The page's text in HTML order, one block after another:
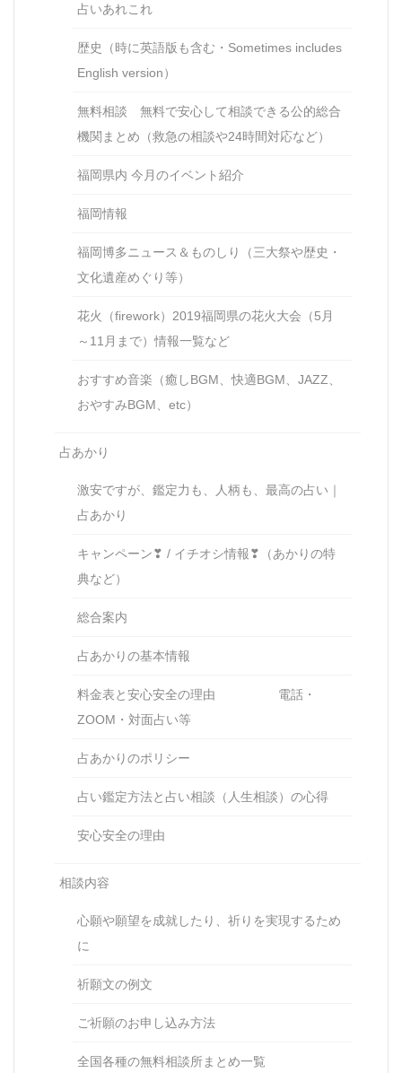
占いあれこれ
歴史（時に英語版も含む・Sometimes includes
English version）
無料相談 無料で安心して相談できる公的総合
機関まとめ（救急の相談や24時間対応など）
福岡県内 今月のイベント紹介
福岡情報
福岡博多ニュース＆ものしり（三大祭や歴史・
文化遺産めぐり等）
花火（firework）2019福岡県の花火大会（5月
～11月まで）情報一覧など
おすすめ音楽（癒しBGM、快適BGM、JAZZ、
おやすみBGM、etc）
占あかり
激安ですが、鑑定力も、人柄も、最高の占い｜
占あかり
キャンペーン❣ / イチオシ情報❣（あかりの特
典など）
総合案内
占あかりの基本情報
料金表と安心安全の理由 電話・
ZOOM・対面占い等
占あかりのポリシー
占い鑑定方法と占い相談（人生相談）の心得
安心安全の理由
相談内容
心願や願望を成就したり、祈りを実現するため
に
祈願文の例文
ご祈願のお申し込み方法
全国各種の無料相談所まとめ一覧